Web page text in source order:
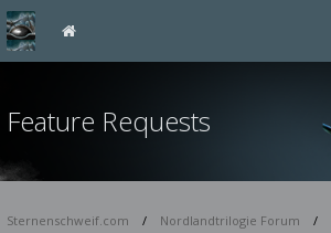
Feature Requests
Sternenschweif.com Nordlandtrilogie Forum